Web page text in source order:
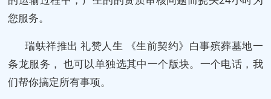
您服务。
瑞蚨祥推出 礼赞人生 《生前契约》白事殡葬墓地一
条龙服务， 也可以单独选其中一个版块。一个电话，我
们帮你搞定所有事项。